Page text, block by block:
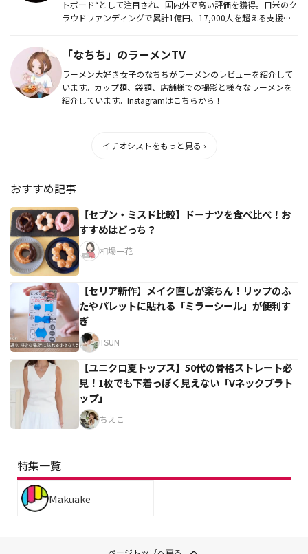
トボード“として注目され、国内外で高い評価を獲得。日米のク
ラウドファンディングで累計1億円、17,000人を超える支援に
「なちち」のラーメンTV
ラーメン大好き女子のなちちがラーメンのレビューを紹介して
います。カップ麺、袋麺、店舗様での撮影と様々なラーメンを
紹介しています。Instagramはこちらから！
イチオシストをもっと見る ›
おすすめ記事
【セブン・ミスド比較】ドーナツを食べ比べ！お
すすめはどっち？
相場一花
【セリア新作】メイク直しが楽ちん！リップのふ
たやパレットに貼れる「ミラーシール」が便利す
ぎ
TSUN
【ユニクロ夏トップス】50代の骨格ストレート必
見！1枚でも下着っぽく見えない「Vネックブラト
ップ」
ちえこ
特集一覧
Makuake